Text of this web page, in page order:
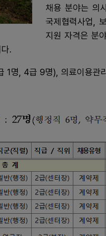
채용 분야는 의사
국제협력사업,
지원 자격은 분
.
1명, 4급 9명), 의료이용관